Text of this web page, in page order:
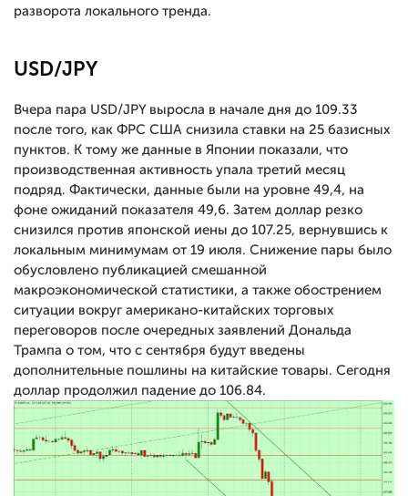
разворота локального тренда.
USD/JPY
Вчера пара USD/JPY выросла в начале дня до 109.33
после того, как ФРС США снизила ставки на 25 базисных
пунктов. К тому же данные в Японии показали, что
производственная активность упала третий месяц
подряд. Фактически, данные были на уровне 49,4, на
фоне ожиданий показателя 49,6. Затем доллар резко
снизился против японской иены до 107.25, вернувшись к
локальным минимумам от 19 июля. Снижение пары было
обусловлено публикацией смешанной
макроэкономической статистики, а также обострением
ситуации вокруг американо-китайских торговых
переговоров после очередных заявлений Дональда
Трампа о том, что с сентября будут введены
дополнительные пошлины на китайские товары. Сегодня
доллар продолжил падение до 106.84.